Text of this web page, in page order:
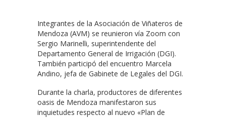
Integrantes de la Asociación de Viñateros de
Mendoza (AVM) se reunieron vía Zoom con
Sergio Marinelli, superintendente del
Departamento General de Irrigación (DGI).
También participó del encuentro Marcela
Andino, jefa de Gabinete de Legales del DGI.
Durante la charla, productores de diferentes
oasis de Mendoza manifestaron sus
inquietudes respecto al nuevo «Plan de